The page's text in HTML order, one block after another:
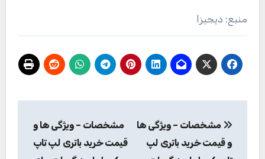
منبع: دیجیزا
نوشته
مشخصات – ویژگی ها
و قیمت خرید باتری لپ
مشخصات – ویژگی ها و
قیمت خرید باتری لپ تاپ